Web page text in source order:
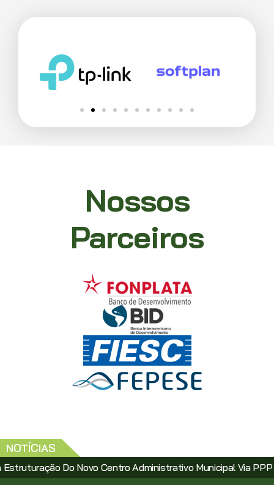
Nossos
Parceiros
NOTÍCIAS
Administrativo Municipal Via PPP Santa Catarina